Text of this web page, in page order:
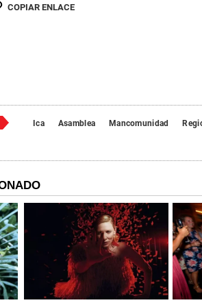
COPIAR ENLACE
Ica Asamblea Mancomunidad